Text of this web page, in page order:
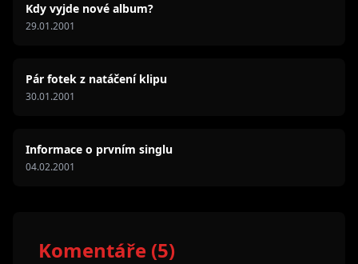
Kdy vyjde nové album?
29.01.2001
Pár fotek z natáčení klipu
30.01.2001
Informace o prvním singlu
04.02.2001
Komentáře (5)